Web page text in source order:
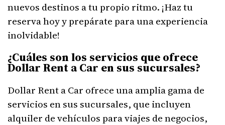
nuevos destinos a tu propio ritmo. ¡Haz tu
reserva hoy y prepárate para una experiencia
inolvidable!
¿Cuáles son los servicios que ofrece
Dollar Rent a Car en sus sucursales?
Dollar Rent a Car ofrece una amplia gama de
servicios en sus sucursales, que incluyen
alquiler de vehículos para viajes de negocios,